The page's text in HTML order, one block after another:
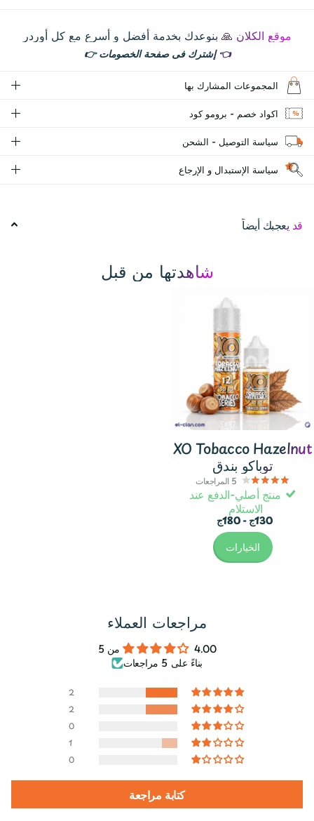
موقع الكلان 🙏 بنوعدك بخدمة أفضل و أسرع مع كل أوردر
👈إشترك فى صفحة الخصومات👉
المجموعات المشارك بها
اكواد خصم - برومو كود
سياسة التوصيل - الشحن
سياسة الإستبدال و الإرجاع
قد يعجبك أيضاً
شاهدتها من قبل
XO Tobacco Hazelnut
توباكو بندق
5 المراجعات
منتج أصلي-الدفع عند
الاستلام
130ج - 180ج
الخيارات
مراجعات العملاء
4.00 من 5
بناءً على 5 مراجعات
2
2
0
1
0
كتابة مراجعة